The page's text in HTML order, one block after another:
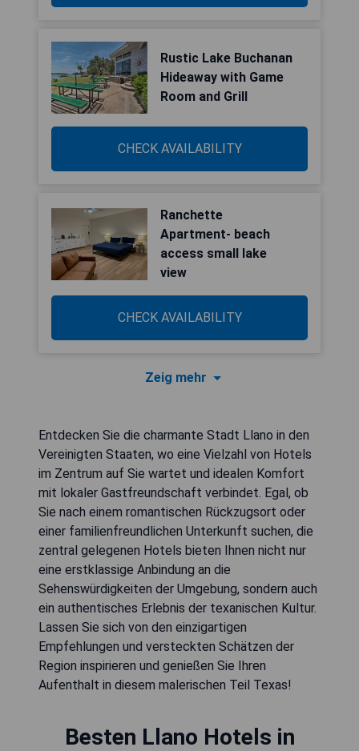
Rustic Lake Buchanan
Hideaway with Game
Room and Grill
CHECK AVAILABILITY
Ranchette
Apartment- beach
access small lake
view
CHECK AVAILABILITY
Zeig mehr
Entdecken Sie die charmante Stadt Llano in den
Vereinigten Staaten, wo eine Vielzahl von Hotels
im Zentrum auf Sie wartet und idealen Komfort
mit lokaler Gastfreundschaft verbindet. Egal, ob
Sie nach einem romantischen Rückzugsort oder
einer familienfreundlichen Unterkunft suchen, die
zentral gelegenen Hotels bieten Ihnen nicht nur
eine erstklassige Anbindung an die
Sehenswürdigkeiten der Umgebung, sondern auch
ein authentisches Erlebnis der texanischen Kultur.
Lassen Sie sich von den einzigartigen
Empfehlungen und versteckten Schätzen der
Region inspirieren und genießen Sie Ihren
Aufenthalt in diesem malerischen Teil Texas!
Besten Llano Hotels in